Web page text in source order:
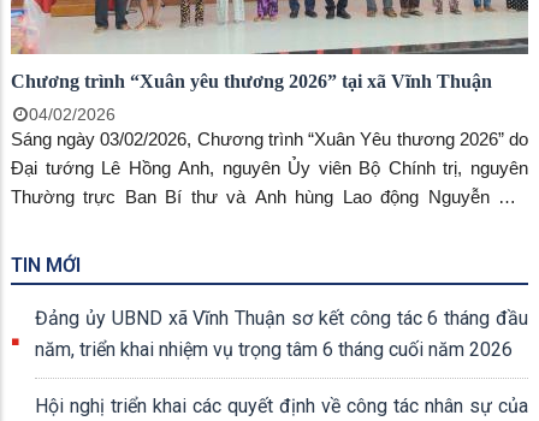
Chương trình “Xuân yêu thương 2026” tại xã Vĩnh Thuận
04/02/2026
Sáng ngày 03/02/2026, Chương trình “Xuân Yêu thương 2026” do
Đại tướng Lê Hồng Anh, nguyên Ủy viên Bộ Chính trị, nguyên
Thường trực Ban Bí thư và Anh hùng Lao động Nguyễn Việt
động, tài trợ đã long trọng tổ chức tại xã Vĩnh Thuận, nhằm chăm
lo Tết cho các hộ nghèo, cận nghèo và người dân có hoàn cảnh
khó khăn trên địa bàn xã, trong không khí phấn khởi mừng Đảng
– mừng Xuân Bính Ngọ năm 2026.
TIN MỚI
Đảng ủy UBND xã Vĩnh Thuận sơ kết công tác 6 tháng đầu
năm, triển khai nhiệm vụ trọng tâm 6 tháng cuối năm 2026
Hội nghị triển khai các quyết định về công tác nhân sự của